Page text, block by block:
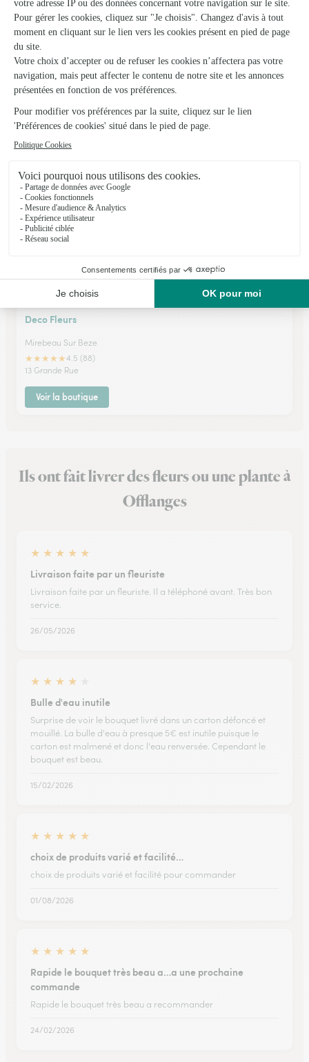
Cote Jardin
Losne
10, rue Nationale
Voir la boutique
Deco Fleurs
Mirebeau Sur Beze
★★★★★4.5 (88)
13 Grande Rue
Voir la boutique
Ils ont fait livrer des fleurs ou une plante à
Offlanges
★ ★ ★ ★ ★
Livraison faite par un fleuriste
Livraison faite par un fleuriste. Il a téléphoné avant. Très bon
service.
26/05/2026
★ ★ ★ ★
Bulle d'eau inutile
Surprise de voir le bouquet livré dans un carton défoncé et
mouillé. La bulle d'eau à presque 5€ est inutile puisque le
carton est malmené et donc l'eau renversée. Cependant le
bouquet est beau.
15/02/2026
★ ★ ★ ★ ★
choix de produits varié et facilité…
choix de produits varié et facilité pour commander
01/08/2026
★ ★ ★ ★ ★
Rapide le bouquet très beau a…a une prochaine
commande
Rapide le bouquet très beau a recommander
24/02/2026